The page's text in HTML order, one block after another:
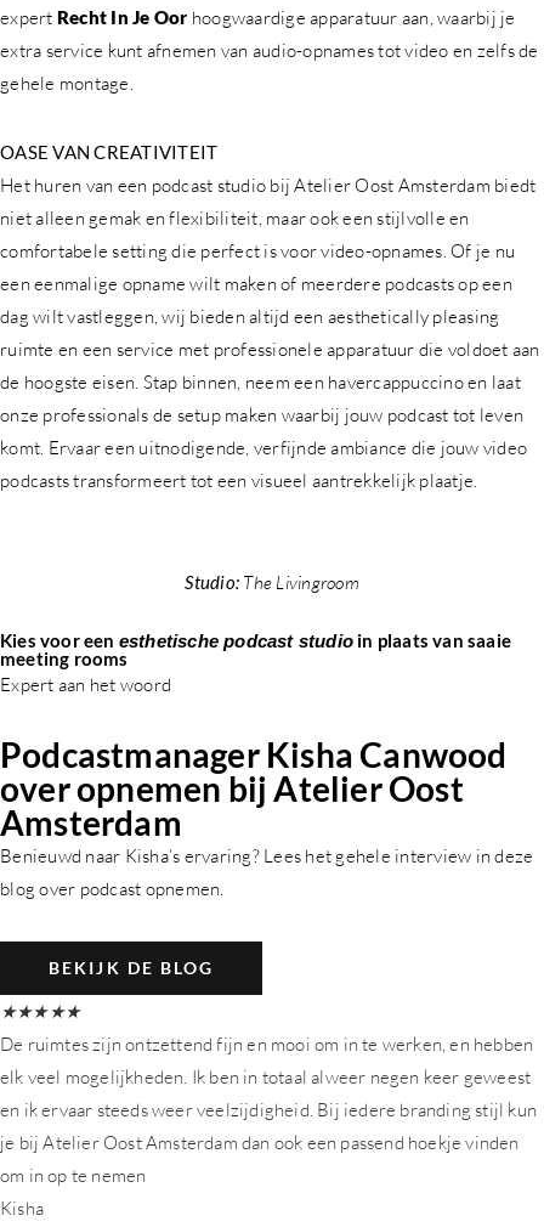
expert Recht In Je Oor hoogwaardige apparatuur aan, waarbij je
extra service kunt afnemen van audio-opnames tot video en zelfs de
gehele montage.
OASE VAN CREATIVITEIT
Het huren van een podcast studio bij Atelier Oost Amsterdam biedt
niet alleen gemak en flexibiliteit, maar ook een stijlvolle en
comfortabele setting die perfect is voor video-opnames. Of je nu
een eenmalige opname wilt maken of meerdere podcasts op een
dag wilt vastleggen, wij bieden altijd een aesthetically pleasing
ruimte en een service met professionele apparatuur die voldoet aan
de hoogste eisen. Stap binnen, neem een havercappuccino en laat
onze professionals de setup maken waarbij jouw podcast tot leven
komt. Ervaar een uitnodigende, verfijnde ambiance die jouw video
podcasts transformeert tot een visueel aantrekkelijk plaatje.
Studio: The Livingroom
Kies voor een esthetische podcast studio in plaats van saaie
meeting rooms
Expert aan het woord
Podcastmanager Kisha Canwood
over opnemen bij Atelier Oost
Amsterdam
Benieuwd naar Kisha’s ervaring? Lees het gehele interview in deze
blog over podcast opnemen.
BEKIJK DE BLOG
★★★★★
De ruimtes zijn ontzettend fijn en mooi om in te werken, en hebben
elk veel mogelijkheden. Ik ben in totaal alweer negen keer geweest
en ik ervaar steeds weer veelzijdigheid. Bij iedere branding stijl kun
je bij Atelier Oost Amsterdam dan ook een passend hoekje vinden
om in op te nemen
Kisha